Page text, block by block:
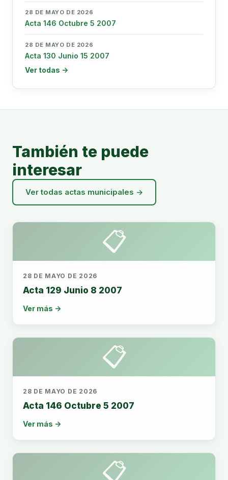
28 DE MAYO DE 2026
Acta 146 Octubre 5 2007
28 DE MAYO DE 2026
Acta 130 Junio 15 2007
Ver todas →
También te puede
interesar
Ver todas actas municipales →
📋
28 DE MAYO DE 2026
Acta 129 Junio 8 2007
Ver más →
📋
28 DE MAYO DE 2026
Acta 146 Octubre 5 2007
Ver más →
📋